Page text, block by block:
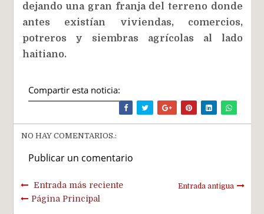
dejando una gran franja del terreno donde
antes existían viviendas, comercios,
potreros y siembras agrícolas al lado
haitiano.
Compartir esta noticia:
NO HAY COMENTARIOS.:
Publicar un comentario
Entrada más reciente Entrada antigua
Página Principal